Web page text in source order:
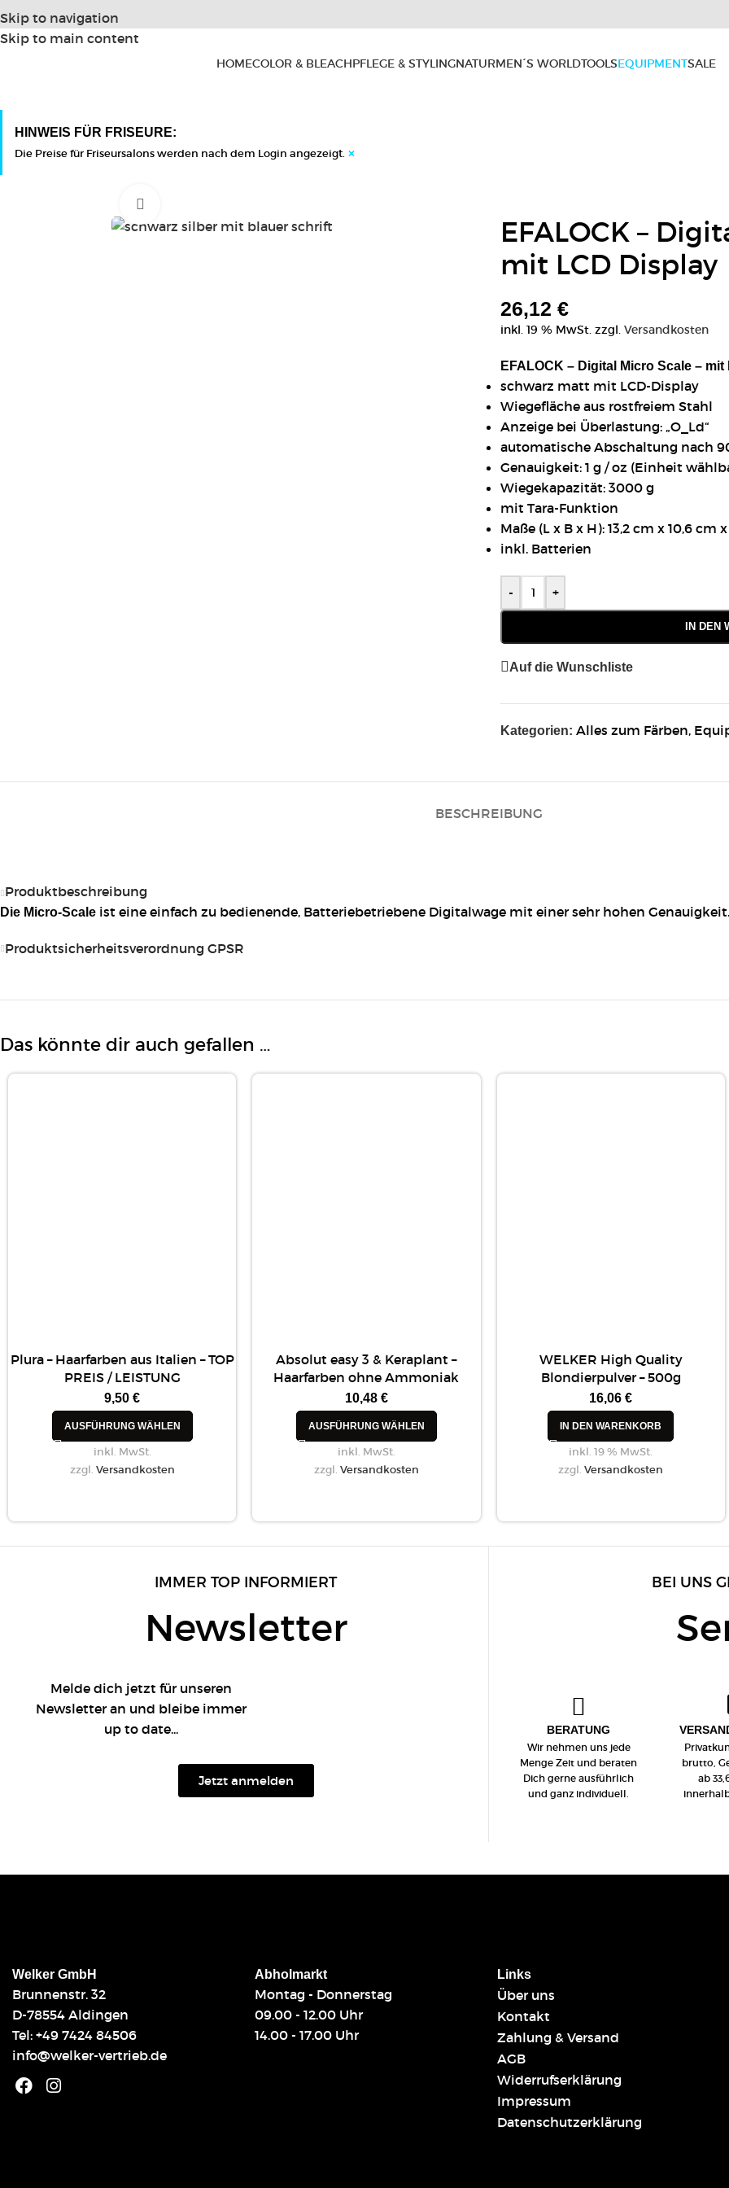
Skip to navigation
Skip to main content
HOMECOLOR & BLEACHPFLEGE & STYLINGNATURMEN´S WORLDTOOLSEQUIPMENTSALE
HINWEIS FÜR FRISEURE:
Die Preise für Friseursalons werden nach dem Login angezeigt. ×
EFALOCK –
mit LCD Display
26,12€
inkl. 19 % MwSt. zzgl.Versandkosten
EFALOCK – Digital Micro Scale –
schwarz matt mit LCD-Display
Wiegefläche aus rostfreiem Stahl
Anzeige bei Überlastung: „O_Ld“
automatische Abschaltung nach
Genauigkeit: 1 g / oz (Einheit
Wiegekapazität: 3000 g
mit Tara-Funktion
Maße (L x B x H): 13,2 cm x 10,6 cm
inkl. Batterien
- +
IN DEN
Auf die Wunschliste
Kategorien: Alles zum Färben,
BESCHREIBUNG
Produktbeschreibung
Die Micro-Scale ist eine einfach zu bedienende, Batteriebetriebene Digitalwage mit einer sehr hohen Genauigkeit.
Produktsicherheitsverordnung GPSR
Das könnte dir auch gefallen …
Plura – Haarfarben aus Italien – TOP
PREIS / LEISTUNG
9,50€
AUSFÜHRUNG WÄHLEN
inkl. MwSt.
zzgl. Versandkosten
Absolut easy 3 & Keraplant –
Haarfarben ohne Ammoniak
10,48 €
AUSFÜHRUNG WÄHLEN
inkl. MwSt.
zzgl. Versandkosten
WELKER High Quality
Blondierpulver – 500g
16,06€
IN DEN WARENKORB
inkl. 19 % MwSt.
zzgl.Versandkosten
IMMER TOP INFORMIERT
Newsletter
Melde dich jetzt für unseren
Newsletter an und bleibe immer
up to date...
Jetzt anmelden
BEI UNS
BERATUNG
Wir nehmen uns jede
Menge Zeit und beraten
Dich gerne ausführlich
und ganz individuell.
brutto,
ab
Welker GmbH
Brunnenstr. 32
D-78554 Aldingen
Tel: +49 7424 84506
info@welker-vertrieb.de
Abholmarkt
Montag - Donnerstag
09.00 - 12.00 Uhr
14.00 - 17.00 Uhr
Links
Über uns
Kontakt
Zahlung & Versand
AGB
Widerrufserklärung
Impressum
Datenschutzerklärung